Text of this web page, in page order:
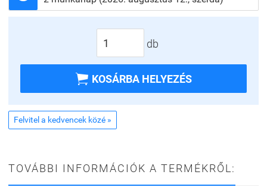
db
 KOSÁRBA HELYEZÉS
Felvitel a kedvencek közé »
TOVÁBBI INFORMÁCIÓK A TERMÉKRŐL: